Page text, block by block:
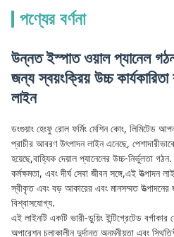
পণ্যের বর্ণনা
উন্নত ইস্পাত ওয়াল প্যানেল
জন্য স্বয়ংক্রিয় উচ্চ কার্যকারিতা
লাইন
ডংগুয়াং হেংফু রোল ফর্মিং মেশিন কোং, লিমিটেড
প্রাচীর আবরণ উৎপাদন লাইন এনেছে,
হয়েছে,বাহ্যিক দেয়াল প্যানেলের উচ্চ-নির্ভুলতা
কর্মক্ষমতা, এবং দীর্ঘ সেবা জীবন সঙ্গে,এই উত্পাদন
স্বীকৃত এবং বড় আকারের এবং মানসম্মত উত্পাদনের
বিশ্বাসযোগ্য.
এই লাইনটি একটি ভারী-ডুয়িং ইন্টিগ্রেটেড
অপারেশন চলাকালীন দুর্দান্ত অনমনীয়তা এবং